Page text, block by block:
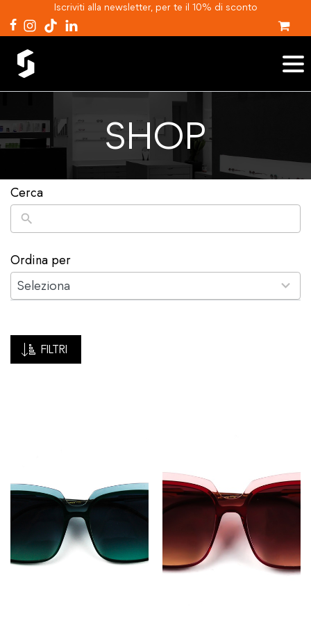
Iscriviti alla newsletter, per te il 10% di sconto
SHOP
Cerca
Ordina per
Seleziona
2
results
available
FILTRI